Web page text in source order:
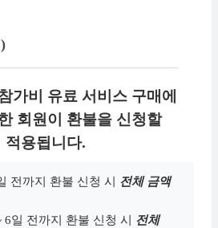
가비 유료 서비스 구매에
회원이 환불을 신청할
적용됩니다.
전까지 환불 신청 시 전체 금액
일 전까지 환불 신청 시 전체